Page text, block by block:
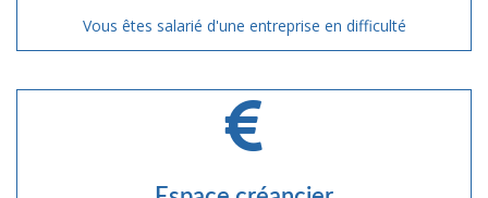
Vous êtes salarié d'une entreprise en difficulté